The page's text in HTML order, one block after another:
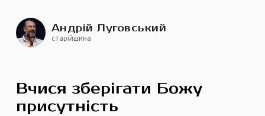
Вчися зберігати Божу
присутність
Андрій Луговський
старійшина